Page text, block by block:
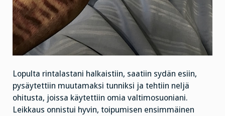
Lopulta rintalastani halkaistiin, saatiin sydän esiin,
pysäytettiin muutamaksi tunniksi ja tehtiin neljä
ohitusta, joissa käytettiin omia valtimosuoniani.
Leikkaus onnistui hyvin, toipumisen ensimmäinen